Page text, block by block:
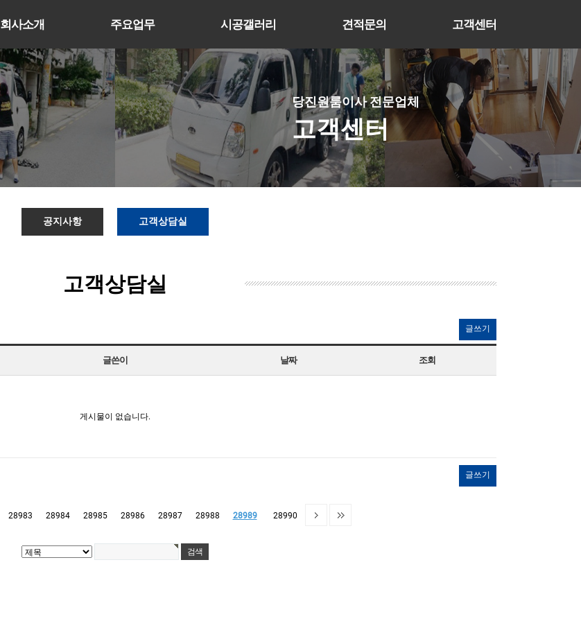
회사소개 주요업무 시공갤러리 견적문의 고객센터
당진원룸이사 전문업체
고객센터
공지사항 고객상담실
고객상담실
글쓰기
글쓴이 날짜 조회
게시물이 없습니다.
글쓰기
28983 28984 28985 28986 28987 28988 28989 28990